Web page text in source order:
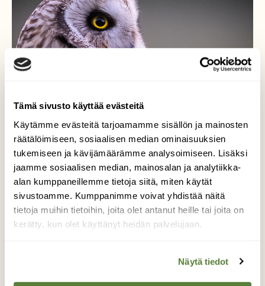
Tämä sivusto käyttää evästeitä
Käytämme evästeitä tarjoamamme sisällön ja mainosten
räätälöimiseen, sosiaalisen median ominaisuuksien
tukemiseen ja kävijämäärämme analysoimiseen. Lisäksi
jaamme sosiaalisen median, mainosalan ja analytiikka-
alan kumppaneillemme tietoja siitä, miten käytät
sivustoamme. Kumppanimme voivat yhdistää näitä
tietoja muihin tietoihin, joita olet antanut heille tai joita on
kerätty, kun olet käyttänyt heidän palvelujaan.
Näytä tiedot
Pöllöpotretti
Lähikuva yön saalistajasta.
Valokuvaaja: Jesse Eilola, Oulu 13.6.2026
TAKAISIN LISTAAN